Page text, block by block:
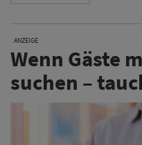
ANZEIGE
Wenn Gäste
suchen –